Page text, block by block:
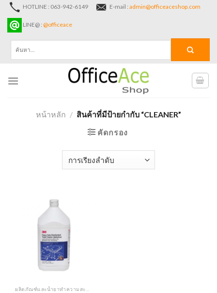
Skip
content
HOTLINE : 063-942-6149 E-mail : admin@officeaceshop.com
LINE@ : @officeace
หน้าหลัก / สินค้าที่มีป้ายกำกับ “CLEANER”
คัดกรอง
ผลิตภัณฑ์และน้ำยาทำความสะอาด เครื่องจ่ายสบู่ แอลกอฮอล์